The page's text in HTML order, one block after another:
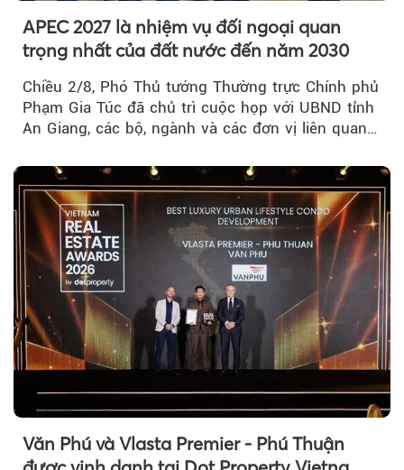
APEC 2027 là nhiệm vụ đối ngoại quan
trọng nhất của đất nước đến năm 2030
Chiều 2/8, Phó Thủ tướng Thường trực Chính phủ
Phạm Gia Túc đã chủ trì cuộc họp với UBND tỉnh
An Giang, các bộ, ngành và các đơn vị liên quan
Văn Phú và Vlasta Premier - Phú Thuận